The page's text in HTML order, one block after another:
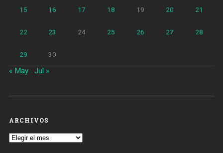
15 16 17 18 19 20 21
22 23 24 25 26 27 28
29 30
« May Jul »
ARCHIVOS
Archivos